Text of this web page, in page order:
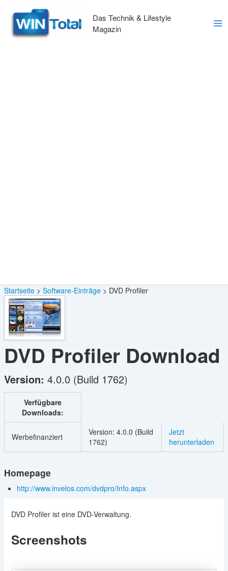
Inhalt
springen
Das Technik & Lifestyle
Magazin
Startseite Software-Einträge DVD Profiler
DVD Profiler Download
Version: 4.0.0 (Build 1762)
Verfügbare
Downloads:
Werbefinanziert
Version: 4.0.0 (Build
1762)
Jetzt
herunterladen
Homepage
http://www.invelos.com/dvdpro/Info.aspx
DVD Profiler ist eine DVD-Verwaltung.
Screenshots